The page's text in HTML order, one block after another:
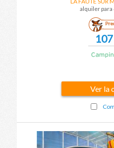
alquiler para
Ver la